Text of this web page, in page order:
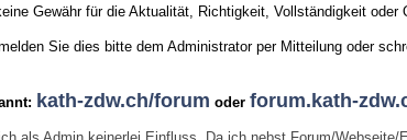
Gewähr für die Aktualität, Richtigkeit, Vollständigkeit
Sie dies bitte dem Administrator per Mitteilung oder
kath-zdw.ch/forum oderforum.kath-